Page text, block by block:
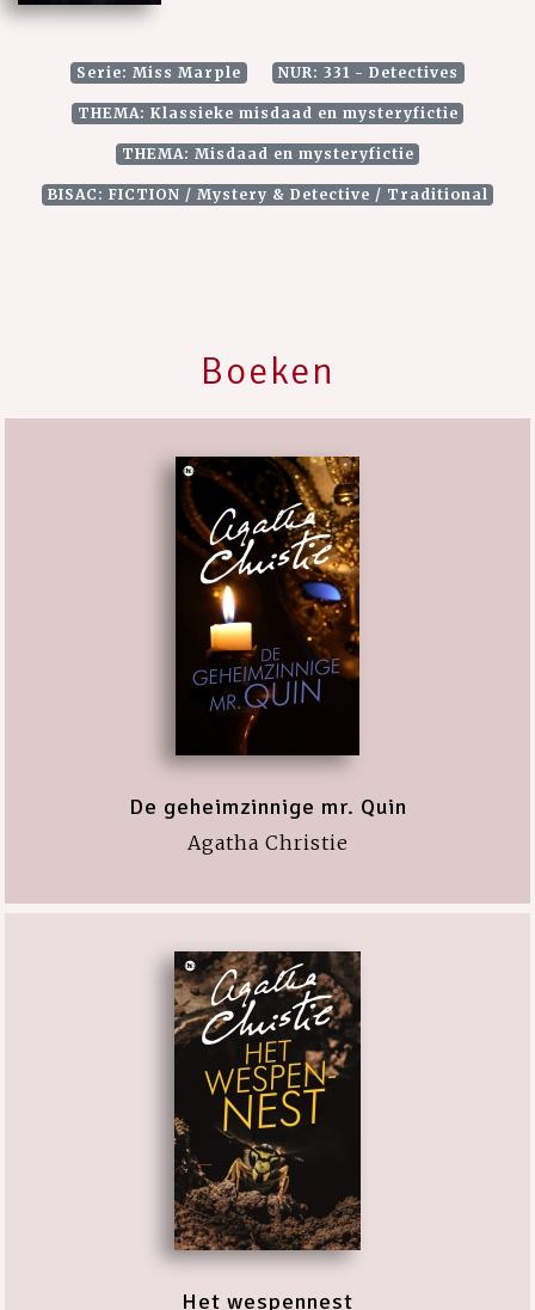
Serie: Miss Marple NUR: 331 - Detectives
THEMA: Klassieke misdaad en mysteryfictie
THEMA: Misdaad en mysteryfictie
BISAC: FICTION / Mystery & Detective / Traditional
Boeken
De geheimzinnige mr. Quin
Agatha Christie
Het wespennest